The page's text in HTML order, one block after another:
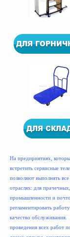
На предприятиях,
встретить сервисные
позволяют выполнять
отраслях: для
промышленности и
регламентировать
качество обслуживания.
проведения всех работ